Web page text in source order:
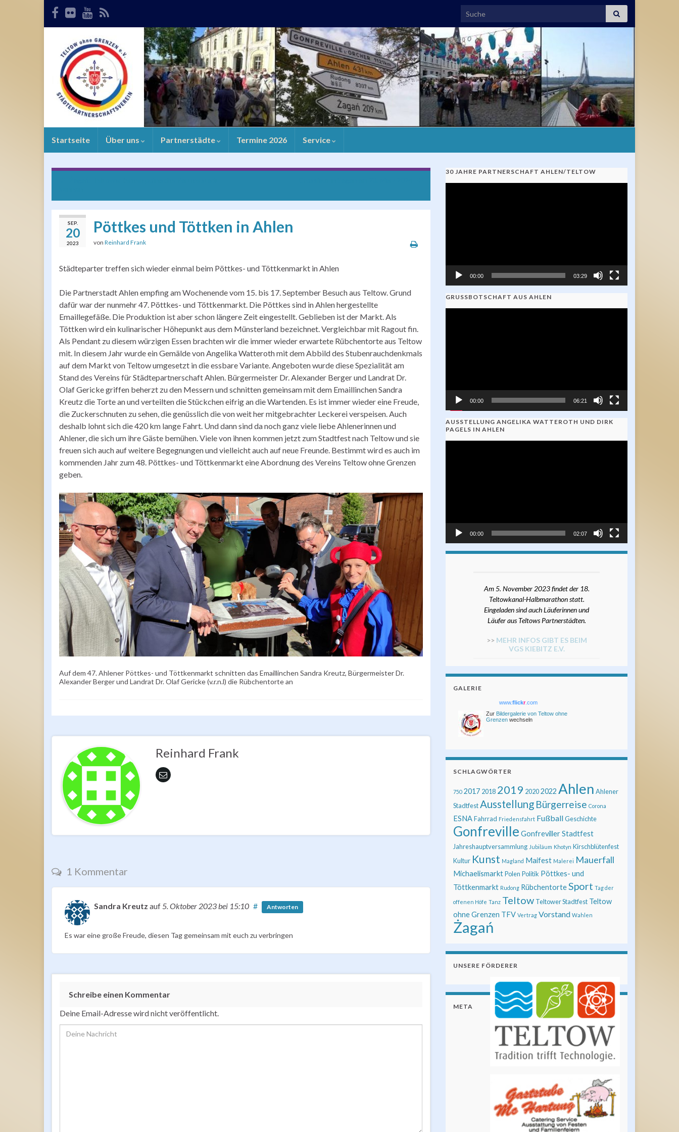
Search for:
Startseite Über uns Partnerstädte Termine 2026 Service
SEP.
20
2023
Pöttkes und Töttken in Ahlen
von Reinhard Frank
Städteparter treffen sich wieder einmal beim Pöttkes- und Töttkenmarkt in Ahlen
Die Partnerstadt Ahlen empfing am Wochenende vom 15. bis 17. September Besuch aus Teltow. Grund
dafür war der nunmehr 47. Pöttkes- und Töttkenmarkt. Die Pöttkes sind in Ahlen hergestellte
Emaillegefäße. Die Produktion ist aber schon längere Zeit eingestellt. Geblieben ist der Markt. Als
Töttken wird ein kulinarischer Höhepunkt aus dem Münsterland bezeichnet. Vergleichbar mit Ragout fin.
Als Pendant zu diesem würzigen Essen brachten wir die immer wieder erwartete Rübchentorte aus Teltow
mit. In diesem Jahr wurde ein Gemälde von Angelika Watteroth mit dem Abbild des Stubenrauchdenkmals
auf dem Markt von Teltow umgesetzt in die essbare Variante. Angeboten wurde diese Spezialität am
Stand des Vereins für Städtepartnerschaft Ahlen. Bürgermeister Dr. Alexander Berger und Landrat Dr.
Olaf Gericke griffen beherzt zu den Messern und schnitten gemeinsam mit dem Emaillinchen Sandra
Kreutz die Torte an und verteilten die Stückchen eifrig an die Wartenden. Es ist immer wieder eine Freude,
die Zuckerschnuten zu sehen, die genüsslich die von weit her mitgebrachter Leckerei verspeisen. Auch
deshalb lohnt sich die 420 km lange Fahrt. Und dann sind da noch ganz viele liebe Ahlenerinnen und
Ahlener, die sich um ihre Gäste bemühen. Viele von ihnen kommen jetzt zum Stadtfest nach Teltow und sie
freuen sich auch auf weitere Begegnungen und vielleicht auch auf neue Freunde. Bestimmt wird es auch im
kommenden Jahr zum 48. Pöttkes- und Töttkenmarkt eine Abordnung des Vereins Teltow ohne Grenzen
geben.
Auf dem 47. Ahlener Pöttkes- und Töttkenmarkt schnitten das Emaillinchen Sandra Kreutz, Bürgermeister Dr.
Alexander Berger und Landrat Dr. Olaf Gericke (v.r.n.l) die Rübchentorte an
Reinhard Frank
1 Kommentar
Sandra Kreutz auf 5. Oktober 2023 bei 15:10 # Antworten
Es war eine große Freude, diesen Tag gemeinsam mit euch zu verbringen
Schreibe einen Kommentar
Deine Email-Adresse wird nicht veröffentlicht.
30 JAHRE PARTNERSCHAFT AHLEN/TELTOW
00:00 03:29
GRUSSBOTSCHAFT AUS AHLEN
00:00 06:21
AUSSTELLUNG ANGELIKA WATTEROTH UND DIRK
PAGELS IN AHLEN
00:00 02:07
Am 5. November 2023 findet der 18.
Teltowkanal-Halbmarathon statt.
Eingeladen sind auch Läuferinnen und
Läufer aus Teltows Partnerstädten.
>> MEHR INFOS GIBT ES BEIM
VGS KIEBITZ E.V.
GALERIE
www.flickr.com
Zur Bildergalerie von Teltow ohne
Grenzen wechseln
SCHLAGWÖRTER
750 2017 2018 2019 20202022 Ahlen Ahlener
Stadtfest Ausstellung Bürgerreise Corona
ESNAFahrrad Friedensfahrt FußballGeschichte
Gonfreville Gonfreviller Stadtfest
Jahreshauptversammlung Jubiläum Khotyn Kirschblütenfest
Kultur Kunst Magland Maifest Malerei Mauerfall
MichaelismarktPolen Politik Pöttkes- und
Töttkenmarkt Rudong RübchentorteSport Tag der
offenen Höfe Tanz Teltow Teltower Stadtfest Teltow
ohne Grenzen TFV Vertrag Vorstand Wahlen
Żagań
UNSERE FÖRDERER
META